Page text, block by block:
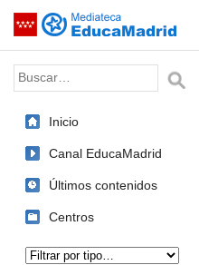
Saltar navegación
Palabra o frase:
Inicio
Canal EducaMadrid
Últimos contenidos
Centros